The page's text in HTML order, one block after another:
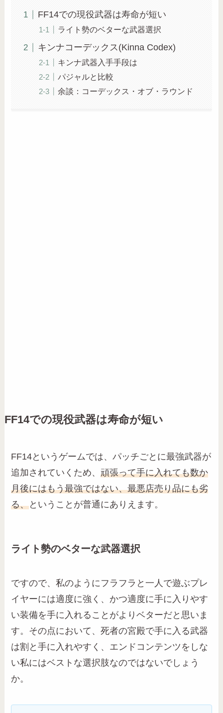
FF14での現役武器は寿命が短い
ライト勢のベターな武器選択
キンナコーデックス(Kinna Codex)
キンナ武器入手手段は
パジャルと比較
余談：コーデックス・オブ・ラウンド
FF14での現役武器は寿命が短い
FF14というゲームでは、パッチごとに最強武器が
追加されていくため、頑張って手に入れても数か
月後にはもう最強ではない、最悪店売り品にも劣
る、ということが普通にありえます。
ライト勢のベターな武器選択
ですので、私のようにフラフラと一人で遊ぶプレ
イヤーには適度に強く、かつ適度に手に入りやす
い装備を手に入れることがよりベターだと思いま
す。その点において、死者の宮殿で手に入る武器
は割と手に入れやすく、エンドコンテンツをしな
い私にはベストな選択肢なのではないでしょう
か。